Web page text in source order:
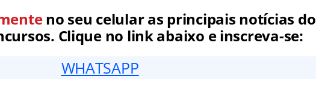
no seu celular as principais notícias do
Clique no link abaixo e inscreva-se:
WHATSAPP